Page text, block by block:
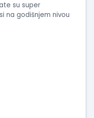
su super
na godišnjem nivou